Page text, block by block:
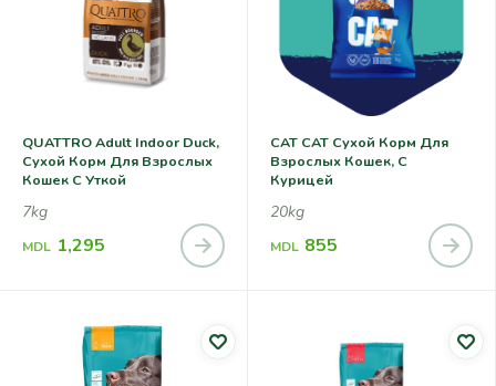
QUATTRO Adult Indoor Duck,
Сухой Корм Для Взрослых
Кошек С Уткой
7kg
MDL 1,295
CAT CAT Сухой Корм Для
Взрослых Кошек, С
Курицей
20kg
MDL 855